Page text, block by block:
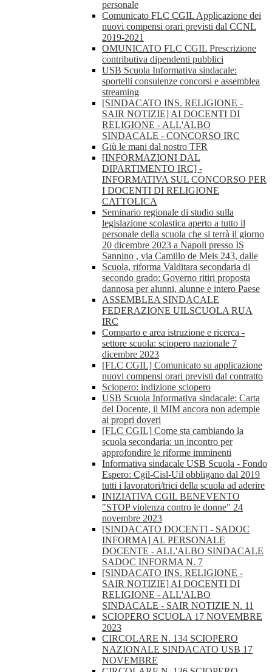
personale
Comunicato FLC CGIL Applicazione dei
nuovi compensi orari previsti dal CCNL
2019-2021
OMUNICATO FLC CGIL Prescrizione
contributiva dipendenti pubblici
USB Scuola Informativa sindacale:
sportelli consulenze concorsi e assemblea
streaming
[SINDACATO INS. RELIGIONE -
SAIR NOTIZIE] AI DOCENTI DI
RELIGIONE - ALL'ALBO
SINDACALE - CONCORSO IRC
Giù le mani dal nostro TFR
[INFORMAZIONI DAL
DIPARTIMENTO IRC] -
INFORMATIVA SUL CONCORSO PER
I DOCENTI DI RELIGIONE
CATTOLICA
Seminario regionale di studio sulla
legislazione scolastica aperto a tutto il
personale della scuola che si terrà il giorno
20 dicembre 2023 a Napoli presso IS
Sannino , via Camillo de Meis 243, dalle
Scuola, riforma Valditara secondaria di
secondo grado: Governo ritiri proposta
dannosa per alunni, alunne e intero Paese
ASSEMBLEA SINDACALE
FEDERAZIONE UILSCUOLA RUA
IRC
Comparto e area istruzione e ricerca -
settore scuola: sciopero nazionale 7
dicembre 2023
[FLC CGIL] Comunicato su applicazione
nuovi compensi orari previsti dal contratto
Sciopero: indizione sciopero
USB Scuola Informativa sindacale: Carta
del Docente, il MIM ancora non adempie
ai propri doveri
[FLC CGIL] Come sta cambiando la
scuola secondaria: un incontro per
approfondire le riforme imminenti
Informativa sindacale USB Scuola - Fondo
Espero: Cgil-Cisl-Uil obbligano dal 2019
tutti i lavoratori/trici della scuola ad aderire
INIZIATIVA CGIL BENEVENTO
"STOP violenza contro le donne" 24
novembre 2023
[SINDACATO DOCENTI - SADOC
INFORMA] AL PERSONALE
DOCENTE - ALL'ALBO SINDACALE
SADOC INFORMA N. 7
[SINDACATO INS. RELIGIONE -
SAIR NOTIZIE] AI DOCENTI DI
RELIGIONE - ALL'ALBO
SINDACALE - SAIR NOTIZIE N. 11
SCIOPERO SCUOLA 17 NOVEMBRE
2023
CIRCOLARE N. 134 SCIOPERO
NAZIONALE SINDACATO USB 17
NOVEMBRE